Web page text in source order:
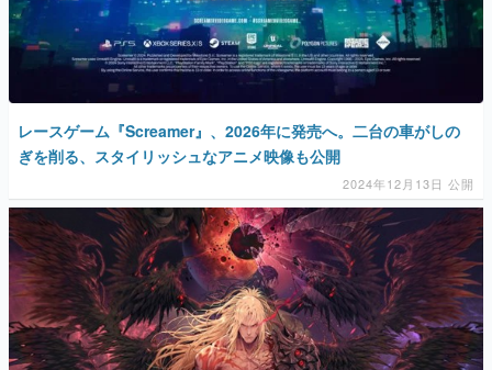
なんでゲームは面白い？
ゲーム開発者・hamatsu氏がゲームの魅力を画面や操作の
具体的な形から解き明かしていく、硬派で骨太な評論連載
です。
「経験値」「裏技」「ラスボス」… ゲームにまつわる言葉
の起源や用法の変遷を、コンピューター文化史研究家・タ
イニーP氏が徹底調査。
カテゴリ
特集記事
マンガ
女性向け
レースゲーム『Screamer』、2026年に発売へ。二台の車がしの
ぎを削る、スタイリッシュなアニメ映像も公開
2024年12月13日 公開